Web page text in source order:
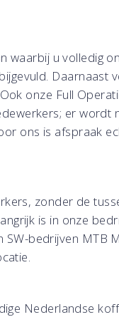
waarbij u volledig
Daarnaast
onze Full
er wordt
ons is afspraak
zonder de
is in onze
bedrijven MTB
Nederlandse